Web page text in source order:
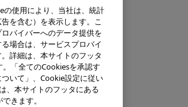
の使用により、当社は、統計
を含む）を表示します。こ
バイバーへのデータ提供を
場合は、サービスプロバイ
詳細は、本サイトのフッタ
「全てのCookiesを承認す
いて」、Cookie設定に従い
、本サイトのフッタにある
きます。